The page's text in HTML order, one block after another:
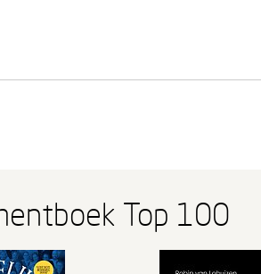
Top 100